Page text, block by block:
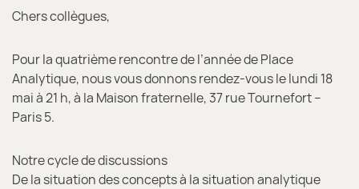
Chers collègues,
Pour la quatrième rencontre de l’année de Place
Analytique, nous vous donnons rendez-vous le lundi 18
mai à 21 h, à la Maison fraternelle, 37 rue Tournefort –
Paris 5.
Notre cycle de discussions
De la situation des concepts à la situation analytique